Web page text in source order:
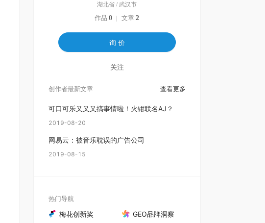
湖北省 / 武汉市
作品 0 | 文章 2
询 价
关注
创作者最新文章 查看更多
可口可乐又又又搞事情啦！火钳联名AJ？
2019-08-20
网易云：被音乐耽误的广告公司
2019-08-15
热门导航
梅花创新奖 GEO品牌洞察